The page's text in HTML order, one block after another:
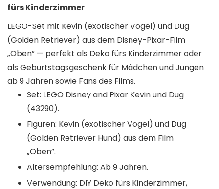
fürs Kinderzimmer
LEGO-Set mit Kevin (exotischer Vogel) und Dug
(Golden Retriever) aus dem Disney-Pixar-Film
„Oben” — perfekt als Deko fürs Kinderzimmer oder
als Geburtstagsgeschenk für Mädchen und Jungen
ab 9 Jahren sowie Fans des Films.
Set: LEGO Disney and Pixar Kevin und Dug
(43290).
Figuren: Kevin (exotischer Vogel) und Dug
(Golden Retriever Hund) aus dem Film
„Oben”.
Altersempfehlung: Ab 9 Jahren.
Verwendung: DIY Deko fürs Kinderzimmer,